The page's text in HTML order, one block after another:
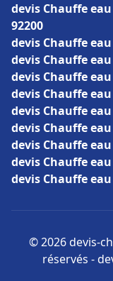
devis Chauffe
92200
devis Chauffe
devis Chauffe
devis Chauffe
devis Chauffe
devis Chauffe
devis Chauffe
devis Chauffe
devis Chauffe
devis Chauffe
© 2026 devis-
réservés -